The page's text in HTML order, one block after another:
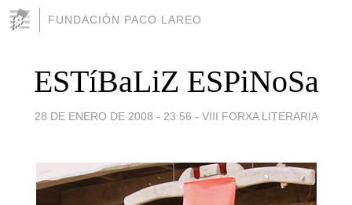
FUNDACIÓN PACO LAREO
ESTíBaLiZ ESPiNoSa
28 DE ENERO DE 2008 - 23:56 - VIII FORXA LITERARIA